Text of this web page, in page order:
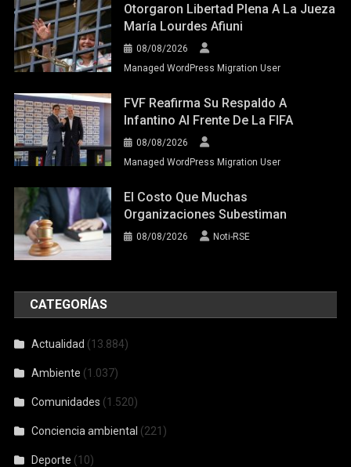
Otorgaron Libertad Plena A La Jueza
María Lourdes Afiuni
08/08/2026
Managed WordPress Migration User
FVF Reafirma Su Respaldo A
Infantino Al Frente De La FIFA
08/08/2026
Managed WordPress Migration User
El Costo Que Muchas
Organizaciones Subestiman
08/08/2026 Noti-RSE
CATEGORÍAS
Actualidad (13.884)
Ambiente (1.037)
Comunidades (1.520)
Conciencia ambiental (221)
Deporte (10)